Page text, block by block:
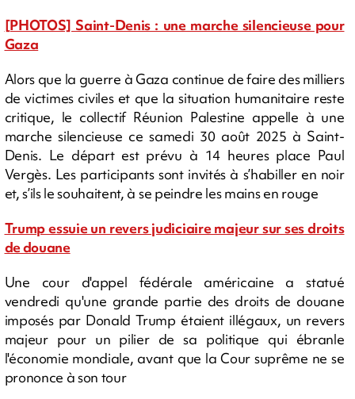
[PHOTOS] Saint-Denis : une marche silencieuse pour
Gaza
Alors que la guerre à Gaza continue de faire des milliers
de victimes civiles et que la situation humanitaire reste
critique, le collectif Réunion Palestine appelle à une
marche silencieuse ce samedi 30 août 2025 à Saint-
Denis. Le départ est prévu à 14 heures place Paul
Vergès. Les participants sont invités à s’habiller en noir
et, s’ils le souhaitent, à se peindre les mains en rouge
Trump essuie un revers judiciaire majeur sur ses droits
de douane
Une cour d'appel fédérale américaine a statué
vendredi qu'une grande partie des droits de douane
imposés par Donald Trump étaient illégaux, un revers
majeur pour un pilier de sa politique qui ébranle
l'économie mondiale, avant que la Cour suprême ne se
prononce à son tour